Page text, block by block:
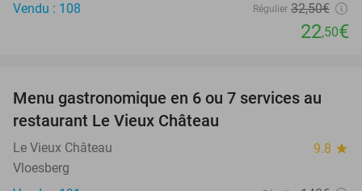
Vendu : 108
Régulier 32,50€
22,50€
33%
NEW
TODAY
Menu gastronomique en 6 ou 7 services au
restaurant Le Vieux Château
Le Vieux Château 9.8 star
Vloesberg